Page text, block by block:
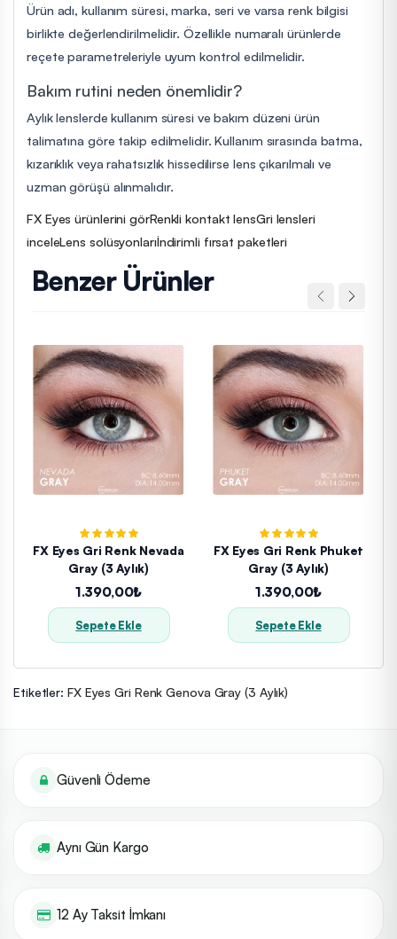
Ürün adı, kullanım süresi, marka, seri ve varsa renk bilgisi
birlikte değerlendirilmelidir. Özellikle numaralı ürünlerde
reçete parametreleriyle uyum kontrol edilmelidir.
Bakım rutini neden önemlidir?
Aylık lenslerde kullanım süresi ve bakım düzeni ürün
talimatına göre takip edilmelidir. Kullanım sırasında batma,
kızarıklık veya rahatsızlık hissedilirse lens çıkarılmalı ve
uzman görüşü alınmalıdır.
FX Eyes ürünlerini görRenkli kontakt lensGri lensleri
inceleLens solüsyonlarıİndirimli fırsat paketleri
Benzer Ürünler
FX Eyes Gri Renk Nevada
Gray (3 Aylık)
1.390,00₺
Sepete Ekle
FX Eyes Gri Renk Phuket
Gray (3 Aylık)
1.390,00₺
Sepete Ekle
Etiketler: FX Eyes Gri Renk Genova Gray (3 Aylık)
Güvenli Ödeme
Aynı Gün Kargo
12 Ay Taksit İmkanı